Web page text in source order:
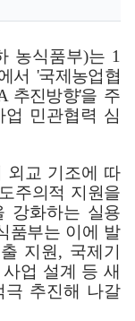
농식품부)는 1
서'국제농업협
추진방향'을 주
업 민관협력 심
외교 기조에 따
주의적 지원을
강화하는 실용
품부는 이에 발
지원, 국제기
업 설계 등 새
극 추진해 나갈